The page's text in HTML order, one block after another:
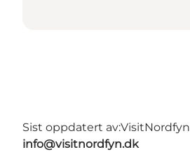
Sist oppdatert av:VisitNordfyn
info@visitnordfyn.dk